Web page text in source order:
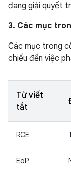
đang giải quyết
3. Các mục
Các mục trong
chiếu đến việc
Từ viết
tắt
RCE
EoP